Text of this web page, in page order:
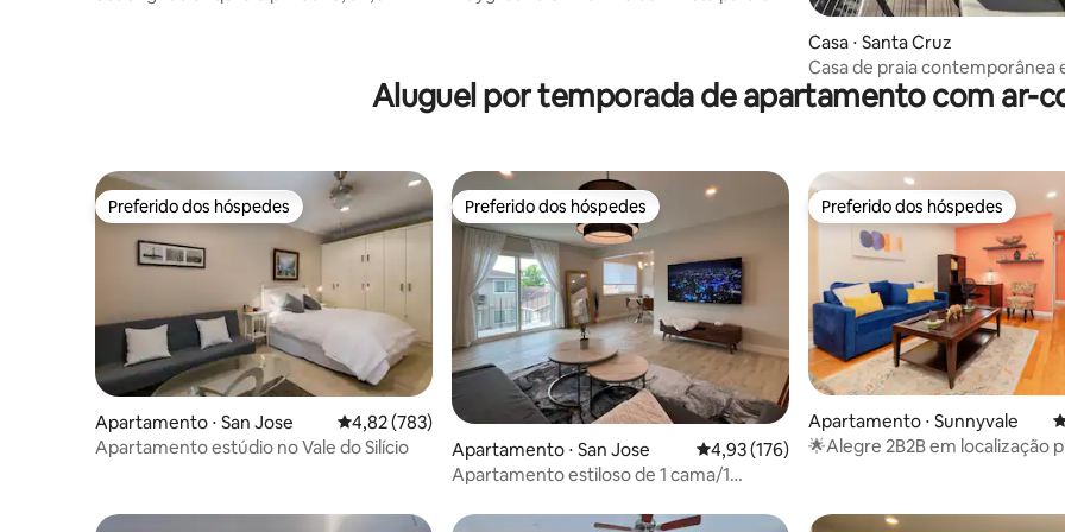
Casa ⋅ Santa Cruz
Casa de praia contemporânea
Seabright
Aluguel por temporada de apartamento com ar-
Preferido dos hóspedes
Preferido dos hóspedes
Apartamento ⋅ San Jose 4,82 de uma avaliação média de 5, 783 avaliações
4,82 (783)
Apartamento estúdio no Vale do Silício
Preferido dos hóspedes
Preferido dos hóspedes
Apartamento ⋅ San Jose 4,93 de uma avaliação média de 5, 176
4,93 (176)
Apartamento estiloso de 1 cama/1
Preferido dos hóspedes
Preferido dos hóspedes
Apartamento ⋅ Sunnyvale
🌟Alegre 2B2B em localização